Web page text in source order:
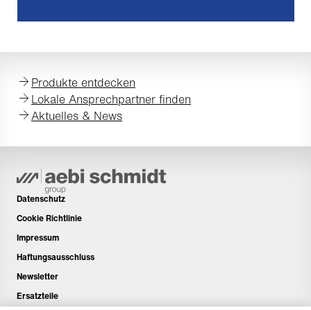
Produkte entdecken
Lokale Ansprechpartner finden
Aktuelles & News
Datenschutz
Cookie Richtlinie
Impressum
Haftungsausschluss
Newsletter
Ersatzteile